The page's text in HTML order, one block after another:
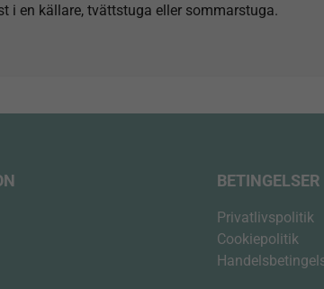
i en källare, tvättstuga eller sommarstuga.
BETINGELSER
Privatlivspolitik
Cookiepolitik